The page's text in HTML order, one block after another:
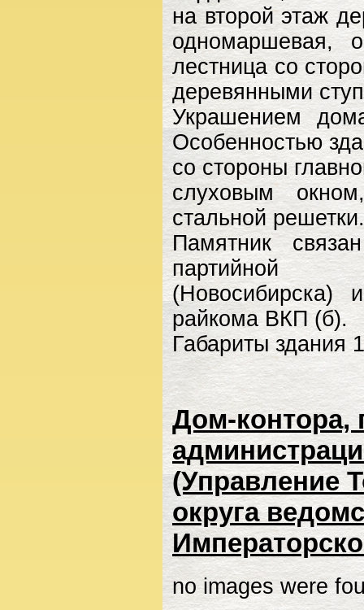
на второй этаж
одномаршевая,
лестница со
деревянными
Украшением
Особенностью
со стороны
слуховым
стальной решетки.
Памятник
партийной
(Новосибирска)
райкома ВКП (б).
Габариты здания
Дом-контора,
(Управление
округа
no images were